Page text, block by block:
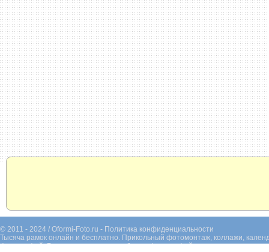
© 2011 - 2024 / Oformi-Foto.ru - Политика конфиденциальности
Тысяча рамок онлайн и бесплатно. Прикольный фотомонтаж, коллажи,
фотографий. Раскрашивание черно-белых фотографий.